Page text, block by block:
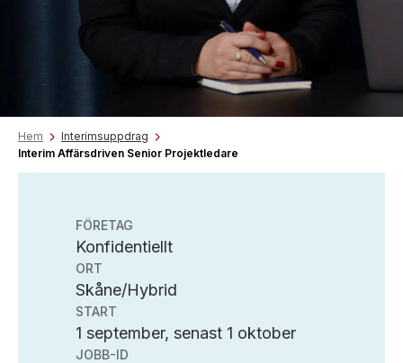
Hem
Interimsuppdrag
Interim Affärsdriven Senior Projektledare
FÖRETAG
Konfidentiellt
ORT
Skåne/Hybrid
START
1 september, senast 1 oktober
JOBB-ID